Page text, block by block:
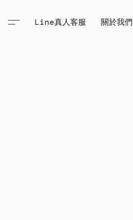
Line真人客服 關於我們